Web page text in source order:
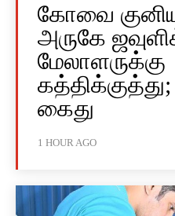
கோவை
அருகே
மேலாளருக்கு
கைது
1 HOUR AGO